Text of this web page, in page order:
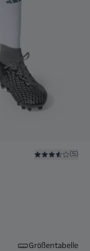
(5)
Größentabelle